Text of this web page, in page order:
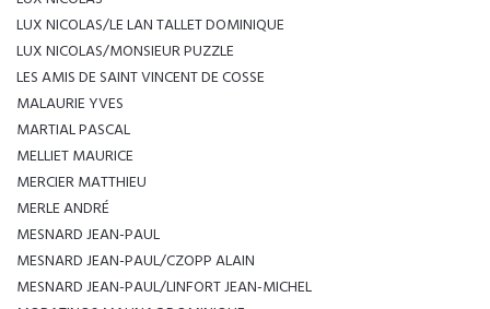
LUX NICOLAS/LE LAN TALLET DOMINIQUE
LUX NICOLAS/MONSIEUR PUZZLE
LES AMIS DE SAINT VINCENT DE COSSE
MALAURIE YVES
MARTIAL PASCAL
MELLIET MAURICE
MERCIER MATTHIEU
MERLE ANDRÉ
MESNARD JEAN-PAUL
MESNARD JEAN-PAUL/CZOPP ALAIN
MESNARD JEAN-PAUL/LINFORT JEAN-MICHEL